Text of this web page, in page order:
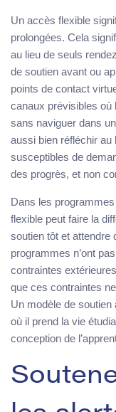
Un accès flexible
prolongées. Cela
au lieu de seuls
de soutien avant ou
points de contact
canaux prévisibles où
sans naviguer dans
aussi bien réfléchir au
susceptibles de
des progrès, et non
Dans les
flexible peut faire la
soutien tôt et attendre
programmes n’ont
contraintes
que ces contraintes
Un modèle de
où il prend la vie
conception de